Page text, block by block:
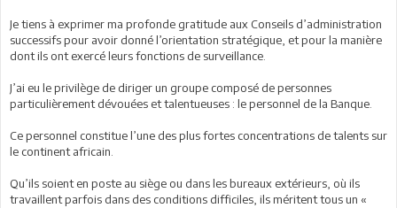
Je tiens à exprimer ma profonde gratitude aux Conseils d’administration
successifs pour avoir donné l’orientation stratégique, et pour la manière
dont ils ont exercé leurs fonctions de surveillance.
J’ai eu le privilège de diriger un groupe composé de personnes
particulièrement dévouées et talentueuses : le personnel de la Banque.
Ce personnel constitue l’une des plus fortes concentrations de talents sur
le continent africain.
Qu’ils soient en poste au siège ou dans les bureaux extérieurs, où ils
travaillent parfois dans des conditions difficiles, ils méritent tous un «